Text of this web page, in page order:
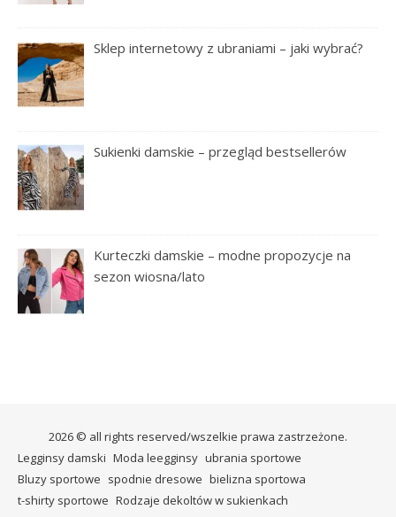
Sklep internetowy z ubraniami – jaki wybrać?
Sukienki damskie – przegląd bestsellerów
Kurteczki damskie – modne propozycje na
sezon wiosna/lato
2026 © all rights reserved/wszelkie prawa zastrzeżone.
Legginsy damski Moda leegginsy ubrania sportowe
Bluzy sportowe spodnie dresowe bielizna sportowa
t-shirty sportowe Rodzaje dekoltów w sukienkach